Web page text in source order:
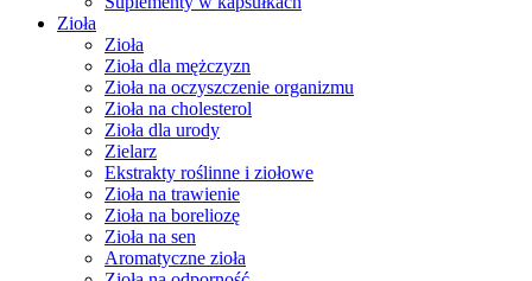
Zioła
Zioła
Zioła dla mężczyzn
Zioła na oczyszczenie organizmu
Zioła na cholesterol
Zioła dla urody
Zielarz
Ekstrakty roślinne i ziołowe
Zioła na trawienie
Zioła na boreliozę
Zioła na sen
Aromatyczne zioła